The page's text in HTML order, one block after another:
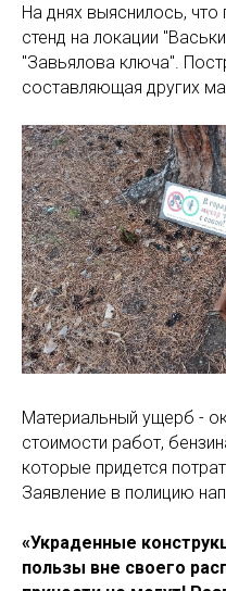
На днях выяснилось, что
стенд на локации
"Завьялова ключа".
составляющая других
Материальный ущерб -
стоимости работ,
которые придется
Заявление в полицию
«Украденные
пользы вне своего